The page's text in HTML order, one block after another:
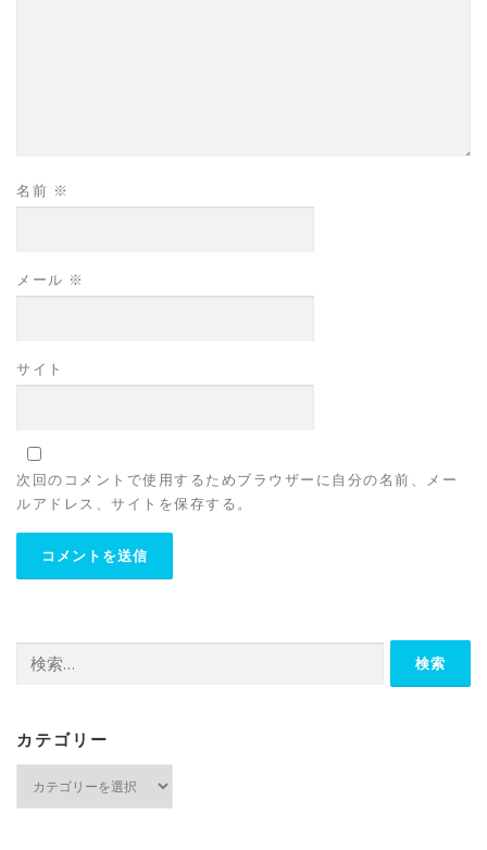
名前 ※
メール ※
サイト
次回のコメントで使用するためブラウザーに自分の名前、メー
ルアドレス、サイトを保存する。
索:
カテゴリー